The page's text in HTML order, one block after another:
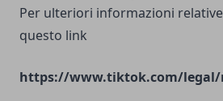
Per ulteriori informazioni
questo link
https://www.tiktok.com/legal/